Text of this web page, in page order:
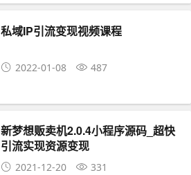
私域IP引流变现视频课程
2022-01-08 487
新梦想贩卖机2.0.4小程序源码_超快
引流实现资源变现
2021-12-20 331